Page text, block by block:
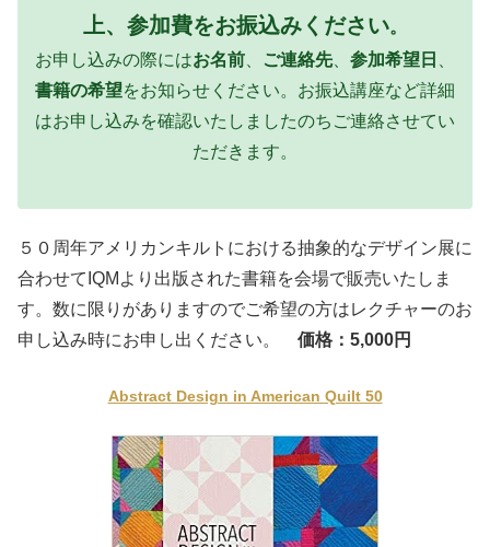
上、参加費をお振込みください。
お申し込みの際にはお名前 ご連絡先、 参加希望日
書籍の希望をお知らせください。お振込講座など詳細
はお申し込みを確認いたしましたのちご連絡させてい
ただきます。
５０周年アメリカンキルトにおける抽象的なデザイン展に
合わせてIQMより出版された書籍を会場で販売いたしま
す。数に限りがありますのでご希望の方はレクチャーのお
申し込み時にお申し出ください。 価格：5,000円
Abstract Design in American Quilt 50